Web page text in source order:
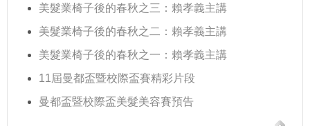
美髮業椅子後的春秋之三：賴孝義主講
美髮業椅子後的春秋之二：賴孝義主講
美髮業椅子後的春秋之一：賴孝義主講
11屆曼都盃暨校際盃賽精彩片段
曼都盃暨校際盃美髮美容賽預告